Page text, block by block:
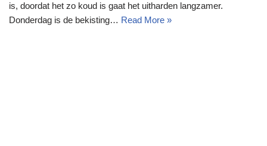
is, doordat het zo koud is gaat het uitharden langzamer.
Donderdag is de bekisting… Read More »